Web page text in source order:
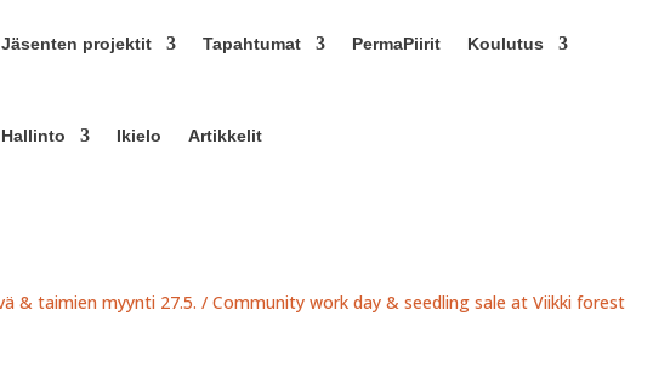
Jäsenten projektit Tapahtumat PermaPiirit Koulutus
Hallinto Ikielo Artikkelit